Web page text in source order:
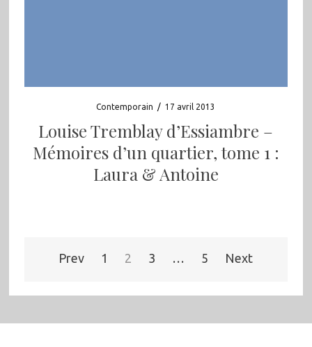
Contemporain / 17 avril 2013
Louise Tremblay d’Essiambre –
Mémoires d’un quartier, tome 1 :
Laura & Antoine
Prev 1 2 3 … 5 Next